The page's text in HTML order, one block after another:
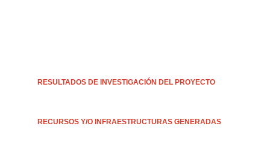
RESULTADOS DE INVESTIGACIÓN DEL PROYECTO
RECURSOS Y/O INFRAESTRUCTURAS GENERADAS